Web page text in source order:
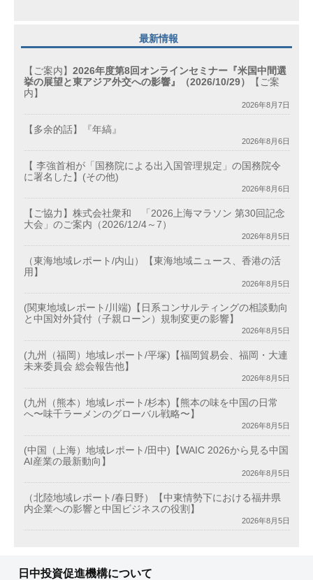
最新情報
【ご案内】 2026年度第8回オンラインセミナー『米国中間選
挙の展望と東アジア外交への影響』（2026/10/29）
【ご案
内】
2026年8月7日
【多余的話】『年縞』
2026年8月6日
【 李強首相が「国務院による出入国管理規定」の国務院令
に署名した】(その他)
2026年8月6日
【ご協力】株式会社衆和 「2026上海マラソン 第30回記念
大会」のご案内（2026/12/4～7）
2026年8月5日
（東海地域レポート/内山）【東海地域ニュース、香港の活
用】
2026年8月5日
(関東地域レポート/川端)【日系コンサルティングの相談動向
と中国対外貸付（子親ローン）規制変更の影響】
2026年8月5日
(九州（福岡）地域レポート/平塚)【福岡貿易会、福岡・大連
未来委員会 総会報告他】
2026年8月5日
(九州（熊本）地域レポート/杉本)【熊本の味を中国の日常
へ〜味千ラーメンのグローバル戦略〜】
2026年8月5日
(中国（上海）地域レポート/田中)【WAIC 2026から見る中国
AI産業の最新動向】
2026年8月5日
（北陸地域レポート/春日野）【中東情勢下における福井県
内企業への影響と中国ビジネスの役割】
2026年8月5日
日中投資促進機構について